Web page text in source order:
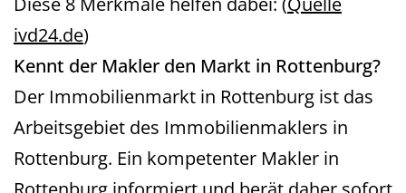
ivd24.de)
Kennt der Makler den Markt in Rottenburg?
Der Immobilienmarkt in Rottenburg ist das
Arbeitsgebiet des Immobilienmaklers in
Rottenburg. Ein kompetenter Makler in